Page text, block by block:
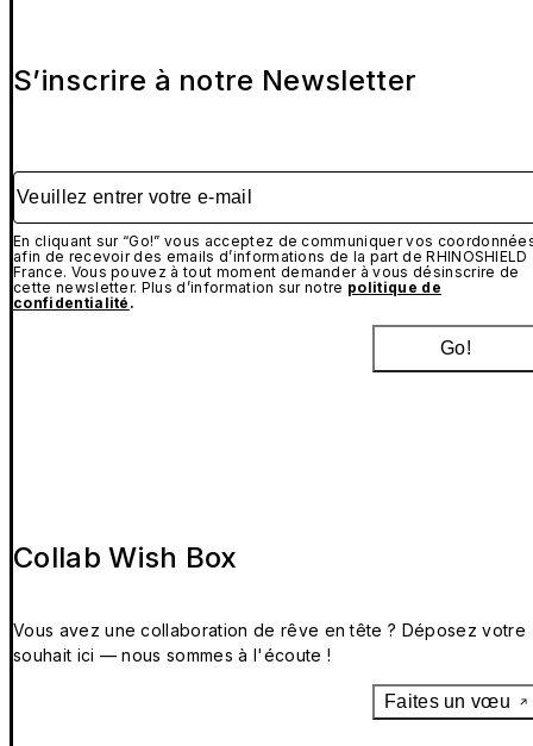
S’inscrire à notre Newsletter
Veuillez entrer votre e-mail
En cliquant sur “Go!” vous acceptez de communiquer vos
afin de recevoir des emails d’informations de la part de RHINOSHIELD
France. Vous pouvez à tout moment demander à vous désinscrire de
cette newsletter. Plus d’information sur notre politique de
confidentialité .
Go!
Collab Wish Box
Vous avez une collaboration de rêve en tête ? Déposez votre
souhait ici — nous sommes à l'écoute !
Faites un vœu